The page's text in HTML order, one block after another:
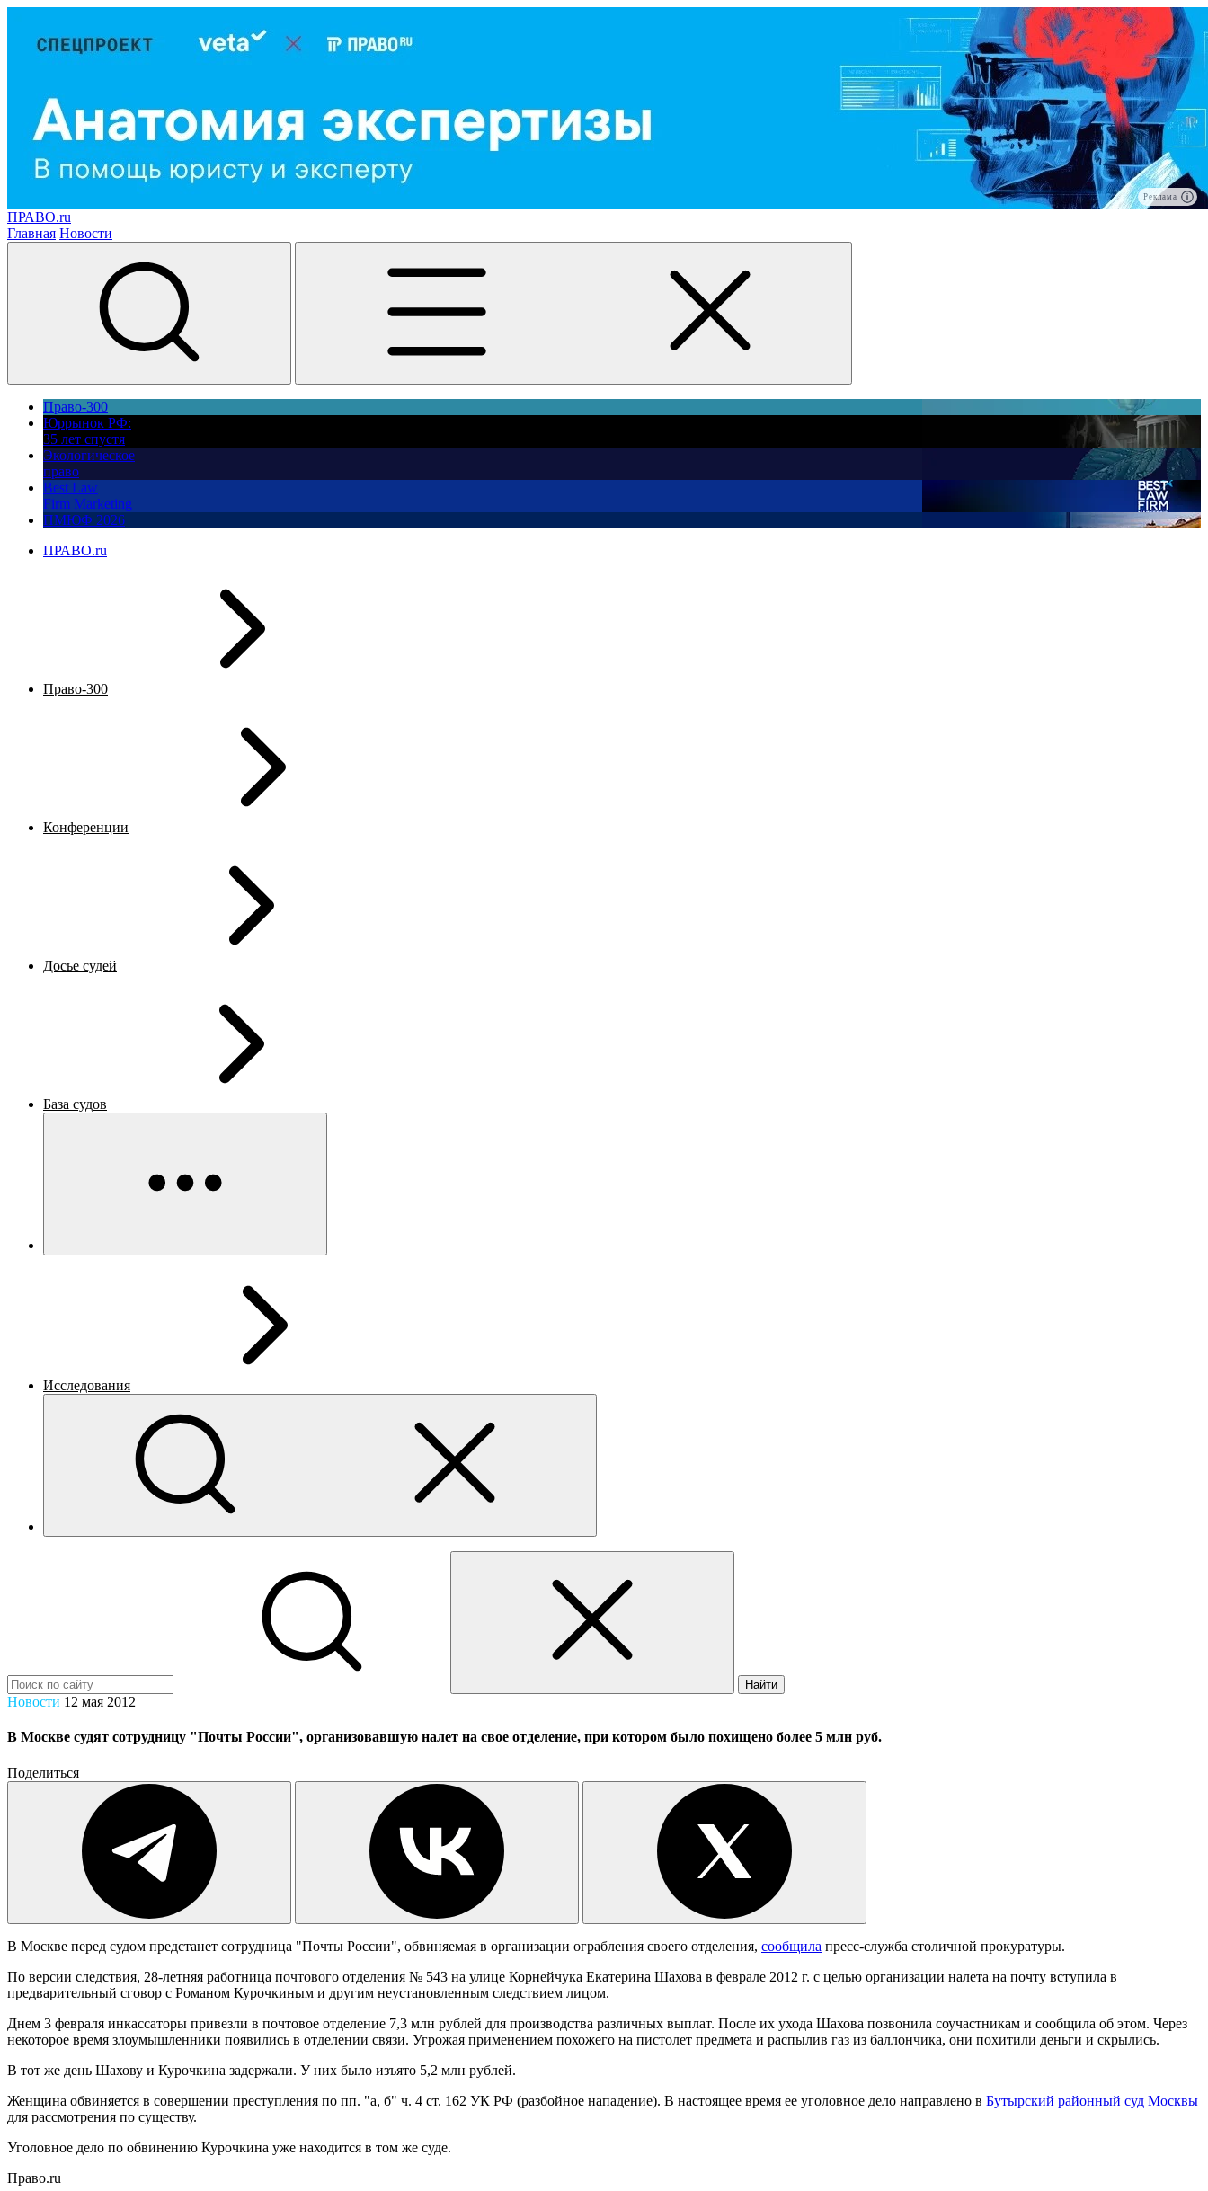
Реклама
ПРАВО.ru
Главная Новости
Право-300
Юррынок РФ:
35 лет спустя
Экологическое
право
Best Law
Firm Marketing
ПМЮФ 2026
ПРАВО.ru
Право-300
Конференции
Досье судей
База судов
Исследования
Найти
Новости 12 мая 2012
В Москве судят сотрудницу "Почты России", организовавшую налет на свое отделение, при котором было похищено более 5 млн руб.
Поделиться
В Москве перед судом предстанет сотрудница "Почты России", обвиняемая в организации ограбления своего отделения, сообщила пресс-служба столичной прокуратуры.
По версии следствия, 28-летняя работница почтового отделения № 543 на улице Корнейчука Екатерина Шахова в феврале 2012 г. с целью организации налета на почту вступила в
предварительный сговор с Романом Курочкиным и другим неустановленным следствием лицом.
Днем 3 февраля инкассаторы привезли в почтовое отделение 7,3 млн рублей для производства различных выплат. После их ухода Шахова позвонила соучастникам и сообщила об этом. Через
некоторое время злоумышленники появились в отделении связи. Угрожая применением похожего на пистолет предмета и распылив газ из баллончика, они похитили деньги и скрылись.
В тот же день Шахову и Курочкина задержали. У них было изъято 5,2 млн рублей.
Женщина обвиняется в совершении преступления по пп. "а, б" ч. 4 ст. 162 УК РФ (разбойное нападение). В настоящее время ее уголовное дело направлено в Бутырский районный суд Москвы
для рассмотрения по существу.
Уголовное дело по обвинению Курочкина уже находится в том же суде.
Право.ru